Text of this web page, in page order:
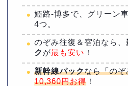
姫路-博多で、グリーン
4つ。
のぞみ往復＆宿泊なら、
ク が最も安い ！
新幹線パックなら「の
10,360円お得 ！